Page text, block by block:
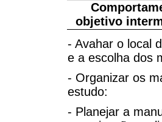
objetivo
- Avahar o local
e a escolha dos
- Organizar os
estudo:
- Planejar a